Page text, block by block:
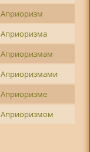
Априоризм
Априоризма
Априоризмам
Априоризмами
Априоризме
Априоризмом